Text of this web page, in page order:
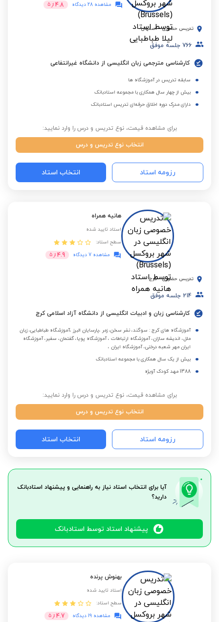
مشاهده 28 دیدگاه
4.8 از 5
تدریس حضوری - اصفهان
766 جلسه موفق
کارشناسی مترجمی زبان انگلیسی از دانشگاه غیرانتفاعی
سابقه تدریس در آموزشگاه ها
بیش از چهار سال همکاری با مجموعه استادبانک
دارای مدرک دوره اخلاق حرفه‌ای تدریس استادبانک
برای مشاهده قیمت، نوع تدریس و درس را وارد نمایید:
انتخاب نوع تدریس و درس
رزومه استاد انتخاب استاد
هانیه همراه
استاد تایید شده
سطح استاد:
مشاهده 7 دیدگاه
4.9 از 5
تدریس حضوری - کرج
214 جلسه موفق
کارشناسی زبان و ادبیات انگلیسی از دانشگاه آزاد اسلامی کرج
آموزشگاه های کرج : سوگند، نشر سخن، زمر ،پارسایان البرز ،آموزشگاه طباطبایی، زبان
ملل، اندیشه سازان، آموزشگاه ارتباطات ، آموزشگاه پویا، گفتمان، سفیر، آموزشگاه
ایران مهر شعبه درختی، آموزشگاه ایران ،
بیش از یک سال همکاری با مجموعه استادبانک
1388 مهد کودک آویژه
برای مشاهده قیمت، نوع تدریس و درس را وارد نمایید:
انتخاب نوع تدریس و درس
رزومه استاد انتخاب استاد
آیا برای انتخاب استاد نیاز به راهنمایی و پیشنهاد استادبانک
دارید؟
پیشنهاد استاد توسط استادبانک
بهنوش پرنده
استاد تایید شده
سطح استاد:
مشاهده 19 دیدگاه
4.7 از 5